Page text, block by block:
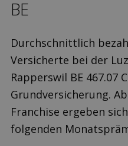
BE
Durchschnittlich
Versicherte bei der
Rapperswil BE 467.07
Grundversicherung.
Franchise ergeben
folgenden